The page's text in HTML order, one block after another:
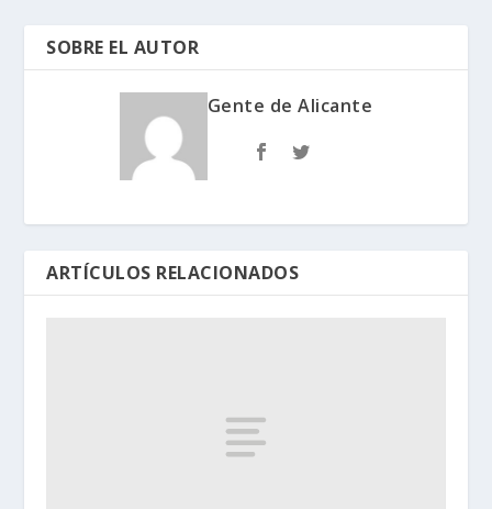
SOBRE EL AUTOR
Gente de Alicante
ARTÍCULOS RELACIONADOS